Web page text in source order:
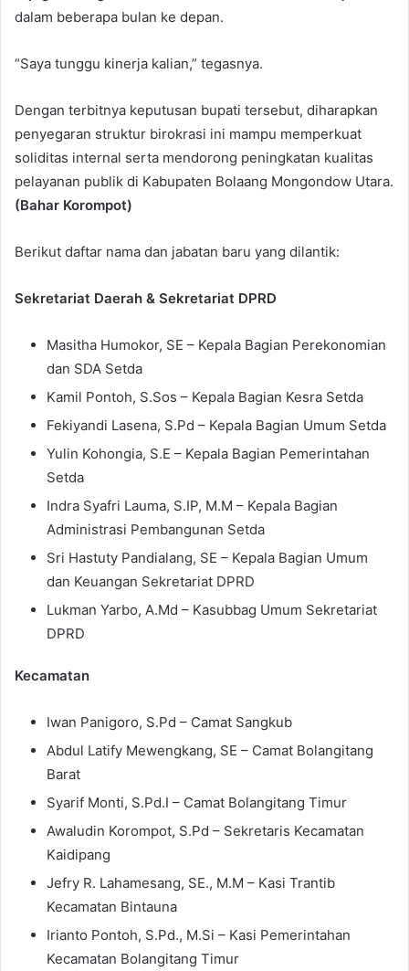
dalam beberapa bulan ke depan.
“Saya tunggu kinerja kalian,” tegasnya.
Dengan terbitnya keputusan bupati tersebut, diharapkan
penyegaran struktur birokrasi ini mampu memperkuat
soliditas internal serta mendorong peningkatan kualitas
pelayanan publik di Kabupaten Bolaang Mongondow Utara.
(Bahar Korompot)
Berikut daftar nama dan jabatan baru yang dilantik:
Sekretariat Daerah & Sekretariat DPRD
Masitha Humokor, SE – Kepala Bagian Perekonomian
dan SDA Setda
Kamil Pontoh, S.Sos – Kepala Bagian Kesra Setda
Fekiyandi Lasena, S.Pd – Kepala Bagian Umum Setda
Yulin Kohongia, S.E – Kepala Bagian Pemerintahan
Setda
Indra Syafri Lauma, S.IP, M.M – Kepala Bagian
Administrasi Pembangunan Setda
Sri Hastuty Pandialang, SE – Kepala Bagian Umum
dan Keuangan Sekretariat DPRD
Lukman Yarbo, A.Md – Kasubbag Umum Sekretariat
DPRD
Kecamatan
Iwan Panigoro, S.Pd – Camat Sangkub
Abdul Latify Mewengkang, SE – Camat Bolangitang
Barat
Syarif Monti, S.Pd.I – Camat Bolangitang Timur
Awaludin Korompot, S.Pd – Sekretaris Kecamatan
Kaidipang
Jefry R. Lahamesang, SE., M.M – Kasi Trantib
Kecamatan Bintauna
Irianto Pontoh, S.Pd., M.Si – Kasi Pemerintahan
Kecamatan Bolangitang Timur